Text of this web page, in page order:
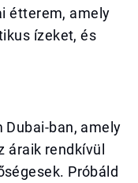
étterem, amely
ízeket, és
ban, amely
áraik rendkívül
Próbáld